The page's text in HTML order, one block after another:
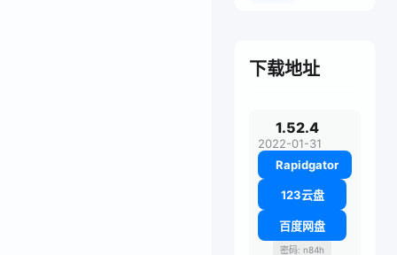
下载地址
1.52.4
2022-01-31
Rapidgator
123云盘
百度网盘
密码: n84h